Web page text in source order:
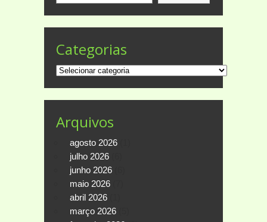
Categorias
Categorias
Arquivos
agosto 2026
julho 2026
junho 2026
maio 2026
abril 2026
março 2026